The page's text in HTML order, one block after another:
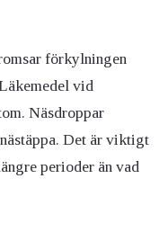
förkylningen
vid
Näsdroppar
Det är viktigt
perioder än vad